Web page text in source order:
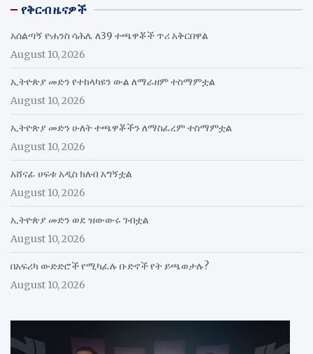
የቅርብ ዜናዎች
አሰልጣኝ ዮሐንስ ሳሕሌ ለ39 ተጫዋቾች ጥሪ አቅርበዋል
August 10, 2026
ኢትዮጵያ መድን የተከላካዩን ውል ለማራዘም ተስማምቷል
August 10, 2026
ኢትዮጵያ መድን ሁለት ተጫዋቾችን ለማስፈረም ተስማምቷል
August 10, 2026
አሸናፊ ሀፍቱ አዲስ ክለብ አግኝቷል
August 10, 2026
ኢትዮጵያ መድን ወደ ዝውውሩ ገብቷል
August 10, 2026
በአፍሪካ ውድድሮች የሚካፈሉ ቡድኖች የት ይጫወታሉ?
August 10, 2026